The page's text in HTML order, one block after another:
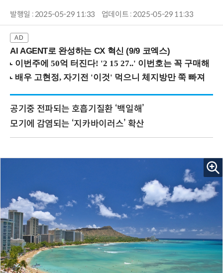
발행일 : 2025-05-29 11:33 업데이트 : 2025-05-29 11:33
AI AGENT로 완성하는 CX 혁신 (9/9 코엑스)
공기중 전파되는 호흡기질환 ‘백일해’
모기에 감염되는 ‘지카바이러스’ 확산